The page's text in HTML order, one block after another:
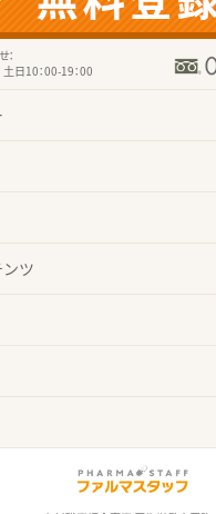
：
日10：00-19：00
ツ